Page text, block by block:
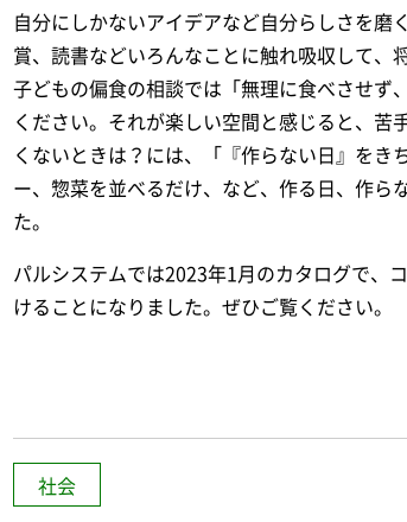
自分にしかないアイデアなど自分らしさを磨
賞、読書などいろんなことに触れ吸収して、
子どもの偏食の相談では「無理に食べさせず
ください。それが楽しい空間と感じると、苦
くないときは？には、「『作らない日』をき
ー、惣菜を並べるだけ、など、作る日、 作ら
た。
パルシステムでは2023年1月のカタログで、
けることになりました。ぜひご覧ください。
社会